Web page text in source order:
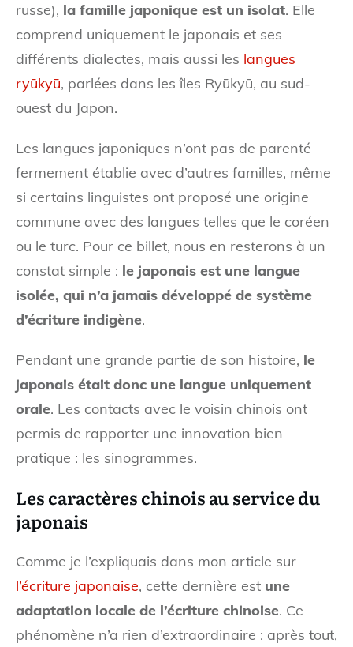
russe), la famille japonique est un isolat. Elle
comprend uniquement le japonais et ses
différents dialectes, mais aussi les langues
ryūkyū, parlées dans les îles Ryūkyū, au sud-
ouest du Japon.
Les langues japoniques n’ont pas de parenté
fermement établie avec d’autres familles, même
si certains linguistes ont proposé une origine
commune avec des langues telles que le coréen
ou le turc. Pour ce billet, nous en resterons à un
constat simple : le japonais est une langue
isolée, qui n’a jamais développé de système
d’écriture indigène.
Pendant une grande partie de son histoire, le
japonais était donc une langue uniquement
orale. Les contacts avec le voisin chinois ont
permis de rapporter une innovation bien
pratique : les sinogrammes.
Les caractères chinois au service du
japonais
Comme je l’expliquais dans mon article sur
l’écriture japonaise, cette dernière est une
adaptation locale de l’écriture chinoise. Ce
phénomène n’a rien d’extraordinaire : après tout,